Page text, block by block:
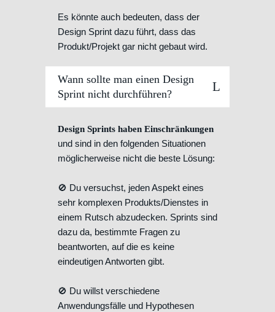
Es könnte auch bedeuten, dass der
Design Sprint dazu führt, dass das
Produkt/Projekt gar nicht gebaut wird.
Wann sollte man einen Design
Sprint nicht durchführen?
Design Sprints haben Einschränkungen
und sind in den folgenden Situationen
möglicherweise nicht die beste Lösung:
🚫 Du versuchst, jeden Aspekt eines
sehr komplexen Produkts/Dienstes in
einem Rutsch abzudecken. Sprints sind
dazu da, bestimmte Fragen zu
beantworten, auf die es keine
eindeutigen Antworten gibt.
🚫 Du willst verschiedene
Anwendungsfälle und Hypothesen